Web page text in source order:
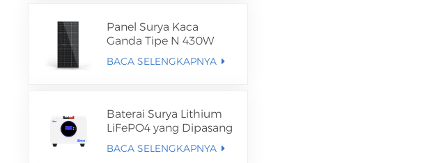
Panel Surya Kaca
Ganda Tipe N 430W
BACA SELENGKAPNYA
Baterai Surya Lithium
LiFePO4 yang Dipasang
di Dinding/Berdiri di
Lantai
BACA SELENGKAPNYA